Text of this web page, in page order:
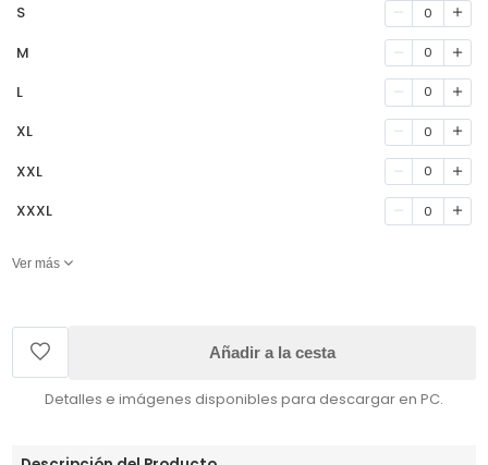
S 0
M 0
L 0
XL 0
XXL 0
XXXL 0
Ver más
Añadir a la cesta
Detalles e imágenes disponibles para descargar en PC.